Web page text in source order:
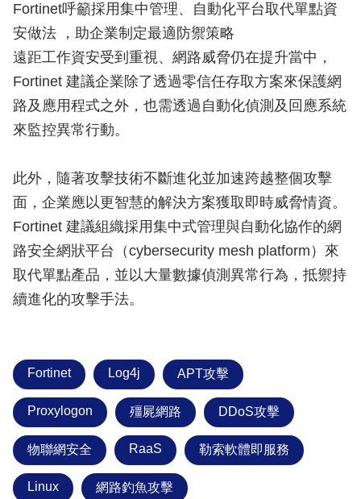
Fortinet呼籲採用集中管理、自動化平台取代單點資
安做法 ，助企業制定最適防禦策略
遠距工作資安受到重視、網路威脅仍在提升當中，
Fortinet 建議企業除了透過零信任存取方案來保護網
路及應用程式之外，也需透過自動化偵測及回應系統
來監控異常行動。
此外，隨著攻擊技術不斷進化並加速跨越整個攻擊
面，企業應以更智慧的解決方案獲取即時威脅情資。
Fortinet 建議組織採用集中式管理與自動化協作的網
路安全網狀平台（cybersecurity mesh platform）來
取代單點產品，並以大量數據偵測異常行為，抵禦持
續進化的攻擊手法。
Fortinet Log4j APT攻擊
Proxylogon 殭屍網路 DDoS攻擊
物聯網安全 RaaS 勒索軟體即服務
Linux 網路釣魚攻擊